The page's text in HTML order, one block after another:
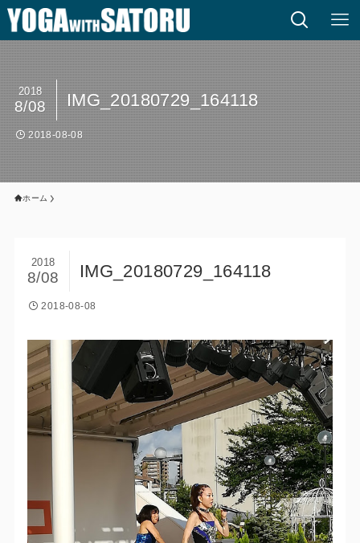
IMG_20180729_164118
2018
8/08
2018-08-08
ホーム
IMG_20180729_164118
2018
8/08
2018-08-08